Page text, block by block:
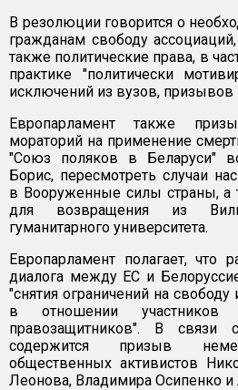
В резолюции говорится о
гражданам свободу
также политические права, в
практике "политически
исключений из вузов,
Европарламент также
мораторий на применение
"Союз поляков в Беларуси"
Борис, пересмотреть случаи
в Вооруженные силы страны, а
для возвращения из
гуманитарного университета.
Европарламент полагает, что
диалога между ЕС и
"снятия ограничений на
в отношении
правозащитников". В
содержится призыв
общественных активистов
Леонова, Владимира Осипенко и